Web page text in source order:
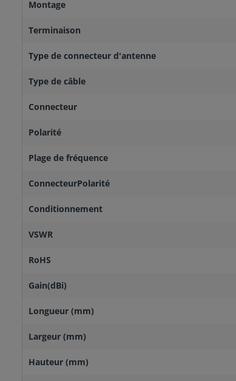
Montage
Terminaison
Type de connecteur d'antenne
Type de câble
Connecteur
Polarité
Plage de fréquence
ConnecteurPolarité
Conditionnement
VSWR
RoHS
Gain(dBi)
Longueur (mm)
Largeur (mm)
Hauteur (mm)